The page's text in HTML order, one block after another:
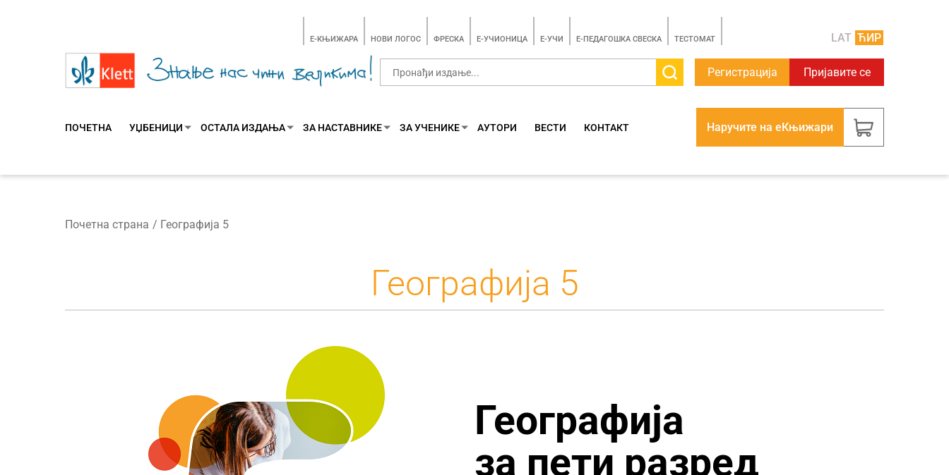
E-КЊИЖАРА НОВИ ЛОГОС ФРЕСКА E-УЧИОНИЦА E-УЧИ Е-ПЕДАГОШКА СВЕСКА TЕСТОМАТ LAT ЋИР
Регистрација Пријавите се
ПОЧЕТНА УЏБЕНИЦИ ОСТАЛА ИЗДАЊА ЗА НАСТАВНИКЕ ЗА УЧЕНИКЕ АУТОРИ ВЕСТИ КОНТАКТ Наручите на еКњижари
Почетна страна Географија 5
Географија 5
Географија
за пети разред